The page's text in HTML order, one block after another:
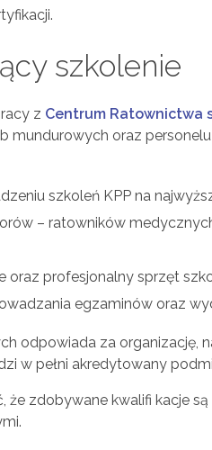
szkolenie
z Centrum Ratownictwa
mundurowych oraz
szkoleń KPP na
– ratowników
profesjonalny sprzęt
egzaminów oraz
odpowiada za organizację,
w pełni akredytowany
że zdobywane kwalifi kacje